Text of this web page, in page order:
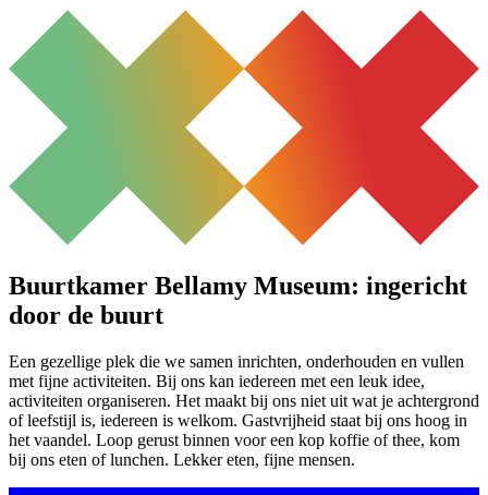
Buurtkamer Bellamy Museum: ingericht
door de buurt
Een gezellige plek die we samen inrichten, onderhouden en vullen
met fijne activiteiten. Bij ons kan iedereen met een leuk idee,
activiteiten organiseren. Het maakt bij ons niet uit wat je achtergrond
of leefstijl is, iedereen is welkom. Gastvrijheid staat bij ons hoog in
het vaandel. Loop gerust binnen voor een kop koffie of thee, kom
bij ons eten of lunchen. Lekker eten, fijne mensen.